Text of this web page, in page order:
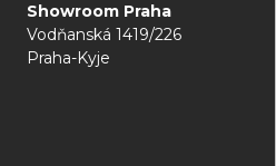
Showroom Praha
Vodňanská 1419/226
Praha-Kyje